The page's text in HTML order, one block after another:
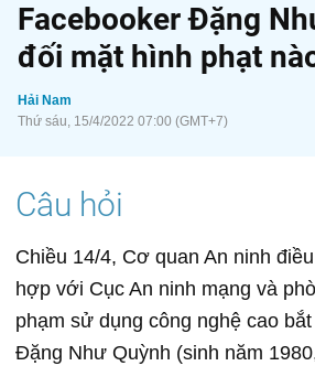
Facebooker Đặng
đối mặt hình phạt
Hải Nam
Thứ sáu, 15/4/2022 07:00 (GMT+7)
Chiều 14/4, Cơ quan An ninh
hợp với Cục An ninh mạng và
phạm sử dụng công nghệ cao
Đặng Như Quỳnh (sinh năm